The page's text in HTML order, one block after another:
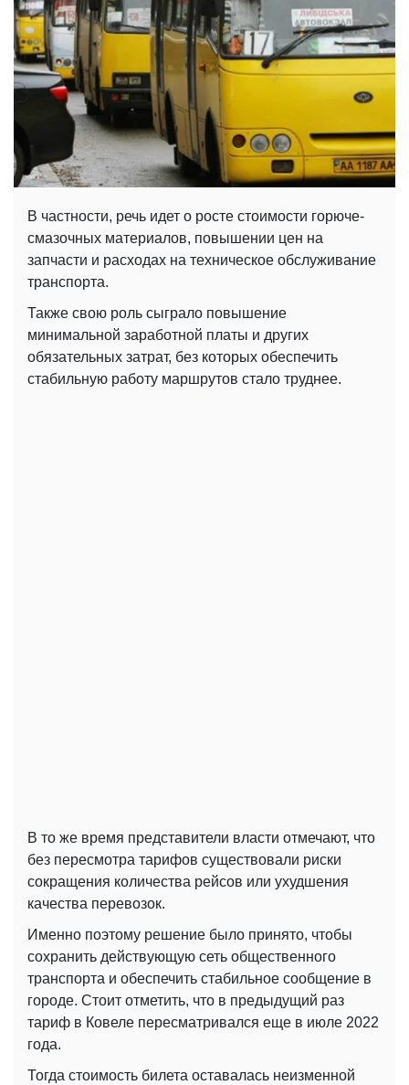
В частности, речь идет о росте стоимости горюче-
смазочных материалов, повышении цен на
запчасти и расходах на техническое обслуживание
транспорта.
Также свою роль сыграло повышение
минимальной заработной платы и других
обязательных затрат, без которых обеспечить
стабильную работу маршрутов стало труднее.
В то же время представители власти отмечают, что
без пересмотра тарифов существовали риски
сокращения количества рейсов или ухудшения
качества перевозок.
Именно поэтому решение было принято, чтобы
сохранить действующую сеть общественного
транспорта и обеспечить стабильное сообщение в
городе. Стоит отметить, что в предыдущий раз
тариф в Ковеле пересматривался еще в июле 2022
года.
Тогда стоимость билета оставалась неизменной